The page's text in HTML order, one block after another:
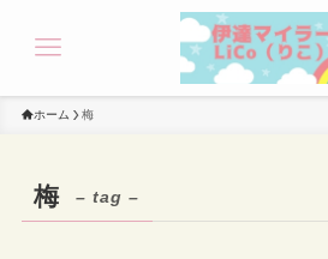
ホーム 梅
梅 – tag –